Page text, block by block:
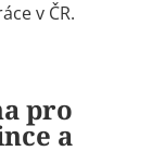
v ČR.
pro
a